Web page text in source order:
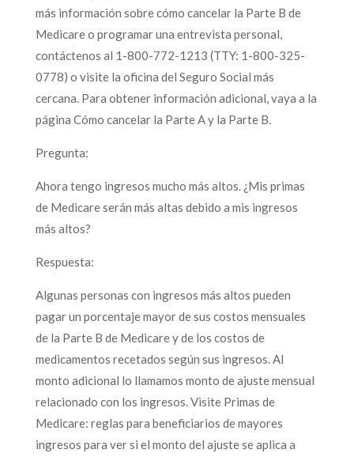
más información sobre cómo cancelar la Parte B de
Medicare o programar una entrevista personal,
contáctenos al 1-800-772-1213 (TTY: 1-800-325-
0778) o visite la oficina del Seguro Social más
cercana. Para obtener información adicional, vaya a la
página Cómo cancelar la Parte A y la Parte B.
Pregunta:
Ahora tengo ingresos mucho más altos. ¿Mis primas
de Medicare serán más altas debido a mis ingresos
más altos?
Respuesta:
Algunas personas con ingresos más altos pueden
pagar un porcentaje mayor de sus costos mensuales
de la Parte B de Medicare y de los costos de
medicamentos recetados según sus ingresos. Al
monto adicional lo llamamos monto de ajuste mensual
relacionado con los ingresos. Visite Primas de
Medicare: reglas para beneficiarios de mayores
ingresos para ver si el monto del ajuste se aplica a